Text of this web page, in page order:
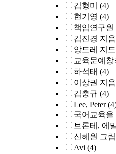
김형미
(4)
현기영 (4)
책임연구원
김진경 지음
앙드레 지
교육문예창
하석태 (4)
이상권 지음
김충규 (4)
Lee, Peter (4)
국어교육을
브론테, 에
신혜원 그림
Avi (4)